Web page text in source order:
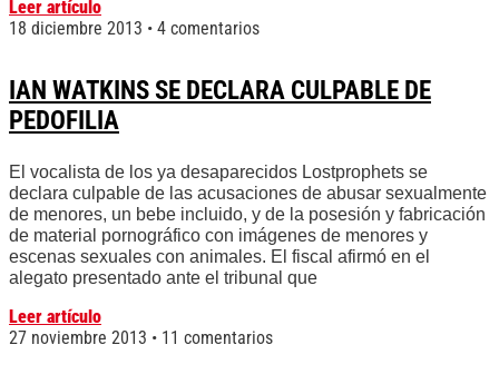
Leer artículo
18 diciembre 2013
4 comentarios
IAN WATKINS SE DECLARA CULPABLE DE
PEDOFILIA
El vocalista de los ya desaparecidos Lostprophets se
declara culpable de las acusaciones de abusar sexualmente
de menores, un bebe incluido, y de la posesión y fabricación
de material pornográfico con imágenes de menores y
escenas sexuales con animales. El fiscal afirmó en el
alegato presentado ante el tribunal que
Leer artículo
27 noviembre 2013
11 comentarios